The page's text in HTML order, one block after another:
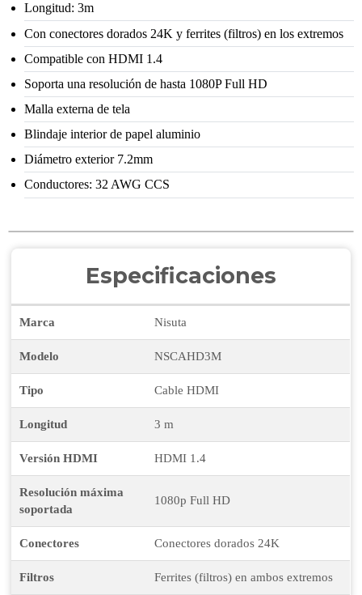
Longitud: 3m
Con conectores dorados 24K y ferrites (filtros) en los extremos
Compatible con HDMI 1.4
Soporta una resolución de hasta 1080P Full HD
Malla externa de tela
Blindaje interior de papel aluminio
Diámetro exterior 7.2mm
Conductores: 32 AWG CCS
Especificaciones
Marca Nisuta
Modelo NSCAHD3M
Tipo Cable HDMI
Longitud 3 m
Versión HDMI HDMI 1.4
Resolución máxima
soportada
1080p Full HD
Conectores Conectores dorados 24K
Filtros Ferrites (filtros) en ambos extremos